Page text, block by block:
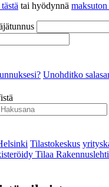
tai hyödynnä maksuton
Unohditko
Tilastokeskus
Tilaa Rakennuslehti